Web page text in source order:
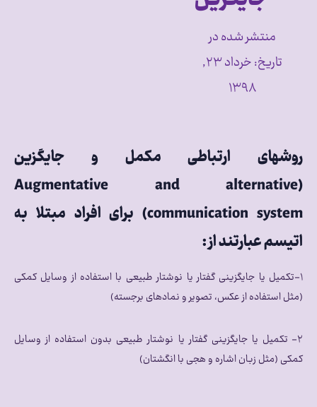
منتشر شده در
تاریخ:
خرداد ۲۳,
۱۳۹۸
روشهای ارتباطی مکمل و جایگزین
(Augmentative and alternative
communication system) برای افراد مبتلا به
اتیسمعبارتند از :
۱-تکمیل یا جایگزینی گفتار یا نوشتار طبیعی با استفاده از وسایل کمکی
(مثل استفاده از عکس، تصویر و نمادهای برجسته)
۲- تکمیل یا جایگزینی گفتار یا نوشتار طبیعی بدون استفاده از وسایل
کمکی (مثل زبان اشاره و هجی با انگشتان)